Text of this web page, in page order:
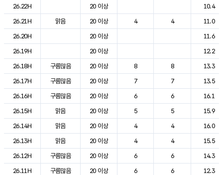
26.22H
20 이상
10.4
26.21H
맑음 20 이상 4 4
11.0
26.20H
20 이상
11.6
26.19H
20 이상
12.2
26.18H
구름많음 20 이상 8 8
13.3
26.17H
구름많음 20 이상 7 7
13.5
26.16H
구름많음 20 이상 6 6
16.1
26.15H
맑음 20 이상 5 5
15.9
26.14H
맑음 20 이상 4 4
16.0
26.13H
맑음 20 이상 4 4
15.5
26.12H
구름많음 20 이상 6 6
14.3
26.11H
구름많음 20 이상 6 6
12.3